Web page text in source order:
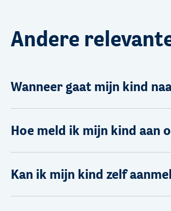
Andere
Wanneer gaat mijn kind
Hoe meld ik mijn kind aan
Kan ik mijn kind zelf